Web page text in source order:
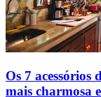
Os 7
mais charmosa